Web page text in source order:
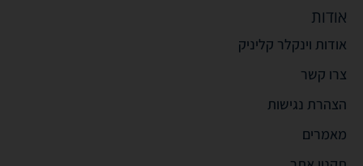
אודות
אודות וינקלר קליניק
צרו קשר
הצהרת נגישות
מאמרים